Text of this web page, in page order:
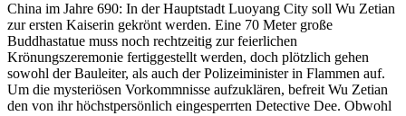
China im Jahre 690: In der Hauptstadt Luoyang City soll Wu Zetian
zur ersten Kaiserin gekrönt werden. Eine 70 Meter große
Buddhastatue muss noch rechtzeitig zur feierlichen
Krönungszeremonie fertiggestellt werden, doch plötzlich gehen
sowohl der Bauleiter, als auch der Polizeiminister in Flammen auf.
Um die mysteriösen Vorkommnisse aufzuklären, befreit Wu Zetian
den von ihr höchstpersönlich eingesperrten Detective Dee. Obwohl